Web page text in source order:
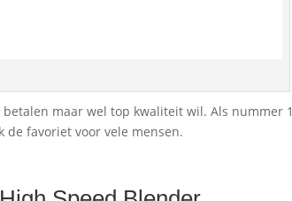
maar wel top kwaliteit wil. Als nummer
de favoriet voor vele mensen.